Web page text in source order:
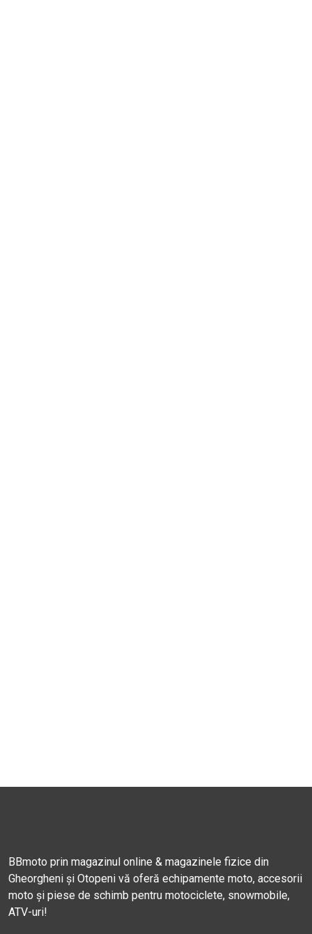
BBmoto prin magazinul online & magazinele fizice din
Gheorgheni și Otopeni vă oferă echipamente moto, accesorii
moto și piese de schimb pentru motociclete, snowmobile,
ATV-uri!